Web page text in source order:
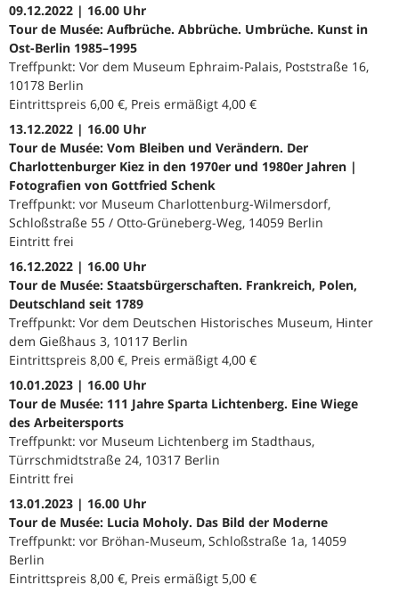
09.12.2022 | 16.00 Uhr
Tour de Musée: Aufbrüche. Abbrüche. Umbrüche. Kunst in
Ost-Berlin 1985–1995
Treffpunkt: Vor dem Museum Ephraim-Palais, Poststraße 16,
10178 Berlin
Eintrittspreis 6,00 €, Preis ermäßigt 4,00 €
13.12.2022 | 16.00 Uhr
Tour de Musée: Vom Bleiben und Verändern. Der
Charlottenburger Kiez in den 1970er und 1980er Jahren |
Fotografien von Gottfried Schenk
Treffpunkt: vor Museum Charlottenburg-Wilmersdorf,
Schloßstraße 55 / Otto-Grüneberg-Weg, 14059 Berlin
Eintritt frei
16.12.2022 | 16.00 Uhr
Tour de Musée: Staatsbürgerschaften. Frankreich, Polen,
Deutschland seit 1789
Treffpunkt: Vor dem Deutschen Historisches Museum, Hinter
dem Gießhaus 3, 10117 Berlin
Eintrittspreis 8,00 €, Preis ermäßigt 4,00 €
10.01.2023 | 16.00 Uhr
Tour de Musée: 111 Jahre Sparta Lichtenberg. Eine Wiege
des Arbeitersports
Treffpunkt: vor Museum Lichtenberg im Stadthaus,
Türrschmidtstraße 24, 10317 Berlin
Eintritt frei
13.01.2023 | 16.00 Uhr
Tour de Musée: Lucia Moholy. Das Bild der Moderne
Treffpunkt: vor Bröhan-Museum, Schloßstraße 1a, 14059
Berlin
Eintrittspreis 8,00 €, Preis ermäßigt 5,00 €